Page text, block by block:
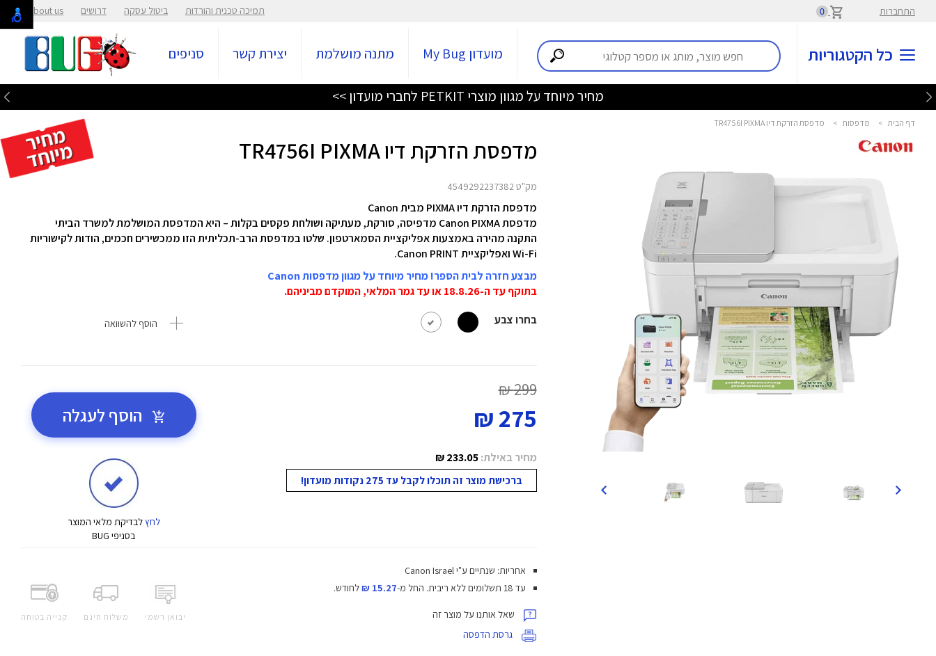
התחברות 0 תמיכה טכנית והורדות ביטול עסקה דרושים About us
כל הקטגוריות מועדון My Bug מתנה מושלמת יצירת קשר סניפים
מחיר מיוחד על מגוון מוצרי PETKIT לחברי מועדון >>
דף הבית > מדפסות > מדפסת הזרקת דיו TR4756I PIXMA
מדפסת הזרקת דיו TR4756I PIXMA
מק"ט 4549292237382
מדפסת הזרקת דיוPIXMA מבית Canon
מדפסת Canon PIXMA מדפיסה, סורקת, מעתיקה ושולחת פקסים בקלות – היא המדפסת המושלמת למשרד הביתי
התקנה מהירה באמצעות אפליקציית הסמארטפון. שלטו במדפסת הרב-תכליתית הזו ממכשירים חכמים, הודות לקישוריות
Wi-Fi ואפליקציית Canon PRINT.
מבצע חזרה לבית הספר! מחיר מיוחד על מגוון מדפסות Canon
בתוקף עד ה-18.8.26 או עד גמר המלאי, המוקדם מביניהם.
בחרו צבע
הוסף להשוואה
299 ₪
275 ₪
מחיר באילת:233.05 ₪
ברכישת מוצר זה תוכלו לקבל עד 275 נקודות מועדון!
הוסף לעגלה
לחץלבדיקת מלאי המוצר
בסניפי BUG
יבואן רשמי משלוח חינם קנייה בטוחה
אחריות: שנתיים ע"י Canon Israel
עד 18 תשלומים ללא ריבית.
החל מ-15.27 ₪ לחודש.
שאל אותנו על מוצר זה
גרסת הדפסה